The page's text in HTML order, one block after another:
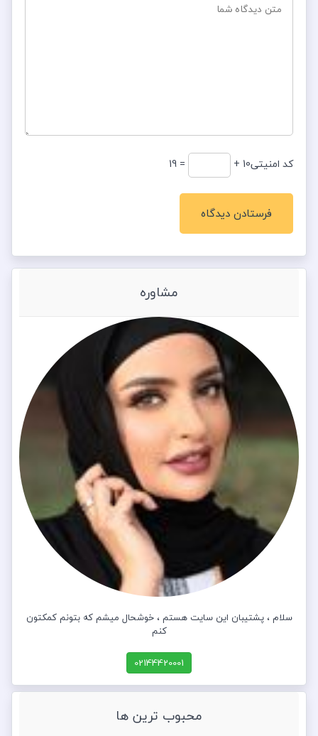
کد امنیتی10 +
= 19
مشاوره
سلام ، پشتیبان این سایت هستم ، خوشحال میشم که بتونم کمکتون
کنم
02144420001
محبوب ترین ها